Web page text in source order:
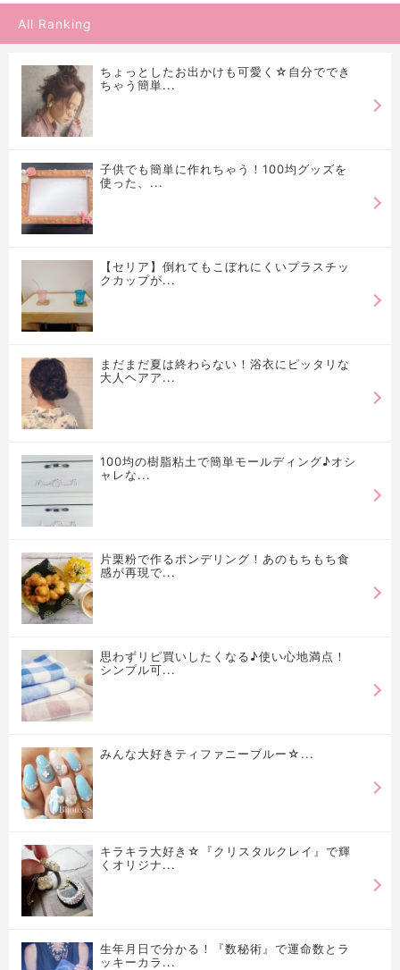
All Ranking
ちょっとしたお出かけも可愛く☆自分ででき
ちゃう簡単...
子供でも簡単に作れちゃう！100均グッズを
使った、...
【セリア】倒れてもこぼれにくいプラスチッ
クカップが...
まだまだ夏は終わらない！浴衣にピッタリな
大人ヘアア...
100均の樹脂粘土で簡単モールディング♪オシ
ャレな...
片栗粉で作るポンデリング！あのもちもち食
感が再現で...
思わずリピ買いしたくなる♪使い心地満点！
シンプル可...
みんな大好きティファニーブルー☆...
キラキラ大好き☆『クリスタルクレイ』で輝
くオリジナ...
生年月日で分かる！『数秘術』で運命数とラ
ッキーカラ...